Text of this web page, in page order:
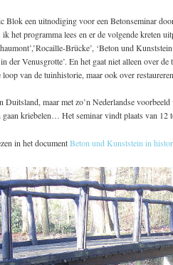
Blok een uitnodiging voor een Betonseminar
ik het programma lees en er de volgende kreten
Brücke’, ‘Beton und
der Venusgrotte’. En het gaat niet alleen over
van de tuinhistorie, maar ook over
Duitsland, maar met zo’n Nederlandse
gaan kriebelen… Het seminar vindt plaats van 12
in het documentBeton und Kunststein in